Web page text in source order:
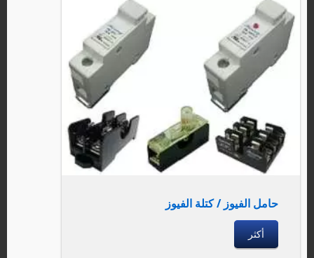
حامل الفيوز / كتلة الفيوز
أكثر